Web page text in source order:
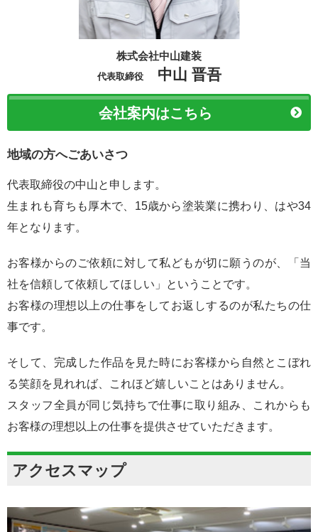
株式会社中山建装
代表取締役 中山 晋吾
会社案内はこちら
地域の方へごあいさつ
代表取締役の中山と申します。
生まれも育ちも厚木で、15歳から塗装業に携わり、はや34
年となります。
お客様からのご依頼に対して私どもが切に願うのが、「当
社を信頼して依頼してほしい」ということです。
お客様の理想以上の仕事をしてお返しするのが私たちの仕
事です。
そして、完成した作品を見た時にお客様から自然とこぼれ
る笑顔を見れれば、これほど嬉しいことはありません。
スタッフ全員が同じ気持ちで仕事に取り組み、これからも
お客様の理想以上の仕事を提供させていただきます。
アクセスマップ